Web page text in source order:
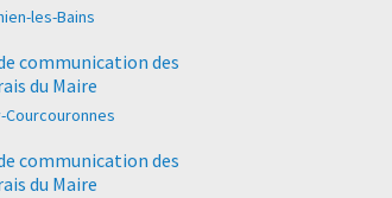
les-Bains
communication des
du Maire
Courcouronnes
communication des
du Maire